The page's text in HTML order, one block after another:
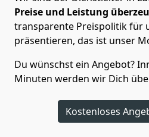
Preise und Leistung
transparente Preispolitik für
präsentieren, das ist unser
Du wünschst ein Angebot?
Minuten werden wir Dich
Kostenloses